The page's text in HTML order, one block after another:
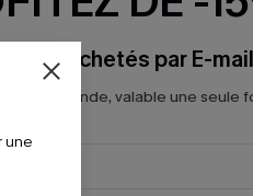
avec
une
dès 2 Achetés par E-mail
commande, valable une seule